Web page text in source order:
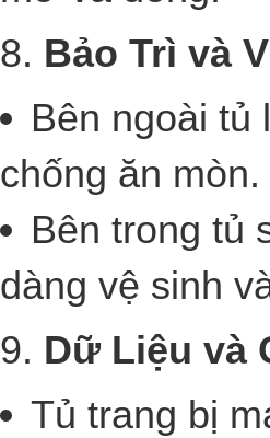
8. Bảo Trì và
Bên ngoài
chống ăn mòn.
Bên trong tủ
dàng vệ sinh
9. Dữ Liệu và
Tủ trang bị